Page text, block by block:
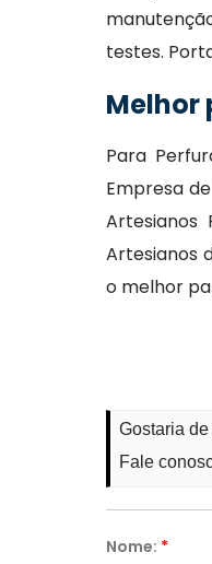
testes.
Melhor
Para
Empresa
Artesianos
Artesianos
o melhor
Gostaria
Fale
Nome: *